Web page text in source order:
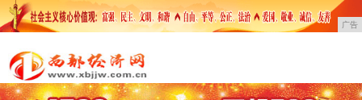
广告